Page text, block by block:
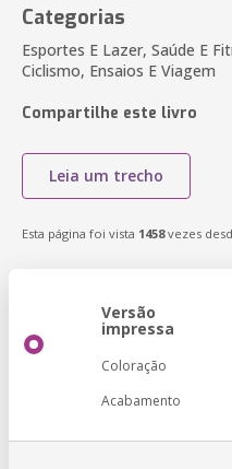
Categorias
Esportes E Lazer, Saúde E
Ciclismo, Ensaios E Viagem
Compartilhe este livro
Leia um trecho
Esta página foi vista 1458vezes
Versão
impressa
Coloração
Acabamento